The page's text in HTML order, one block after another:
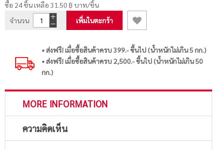
ซื้อ 24 ชิ้น เหลือ 31.50 ฿ บาท/ชิ้น
จำนวน
เพิ่มในตะกร้า
• ส่งฟรี! เมื่อซื้อสินค้าครบ 399.- ขึ้นไป (น้ำหนักไม่เกิน 5 กก.)
• ส่งฟรี! เมื่อซื้อสินค้าครบ 2,500.- ขึ้นไป (น้ำหนักไม่เกิน 50
กก.)
MORE INFORMATION
ความคิดเห็น